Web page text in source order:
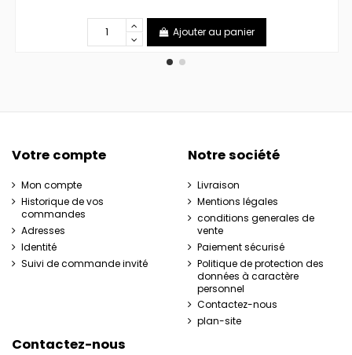
Ajouter au panier
Votre compte
Mon compte
Historique de vos
commandes
Adresses
Identité
Suivi de commande invité
Notre société
Livraison
Mentions légales
conditions generales de
vente
Paiement sécurisé
Politique de protection des
données à caractère
personnel
Contactez-nous
plan-site
Contactez-nous